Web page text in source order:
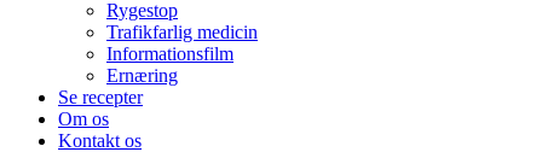
Rygestop
Trafikfarlig medicin
Informationsfilm
Ernæring
Se recepter
Om os
Kontakt os